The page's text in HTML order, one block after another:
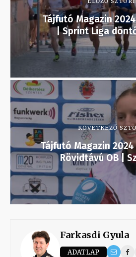
Tájfutó Magazin
| Sprint Liga
KÖVETKEZŐ
Tájfutó Magazin 2024
Rövidtávú OB |
Farkasdi Gyula
ADATLAP